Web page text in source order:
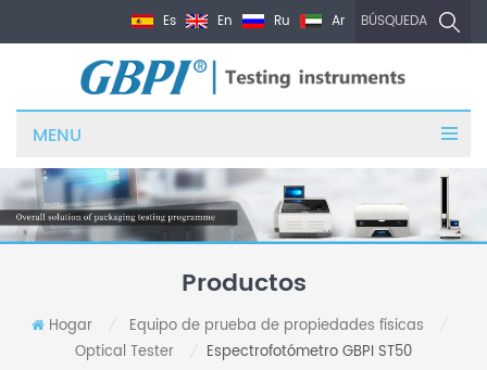
BÚSQUEDA
Es En Ru Ar
MENU
Productos
Hogar Equipo de prueba de propiedades físicas
Optical Tester Espectrofotómetro GBPI ST50